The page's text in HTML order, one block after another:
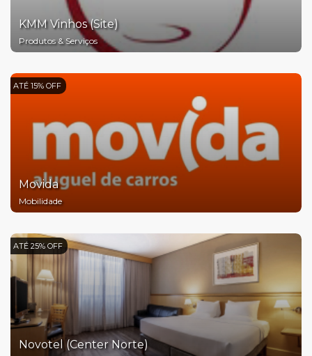
KMM Vinhos (Site)
Produtos & Serviços
ATÉ 15% OFF
Movida
Mobilidade
ATÉ 25% OFF
Novotel (Center Norte)